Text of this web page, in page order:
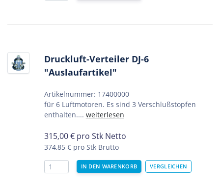
Druckluft-Verteiler DJ-6
"Auslaufartikel"
Artikelnummer: 17400000
für 6 Luftmotoren. Es sind 3 Verschlußstopfen
enthalten.... weiterlesen
315,00€ pro Stk Netto
374,85 € pro Stk Brutto